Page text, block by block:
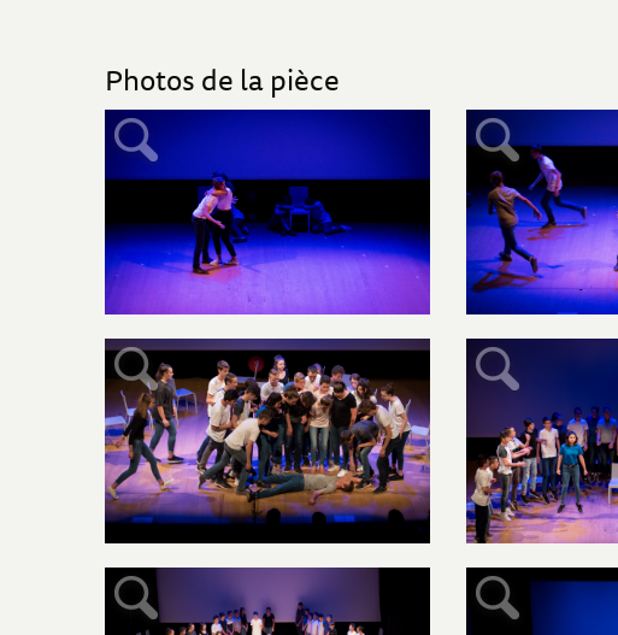
Photos de la pièce